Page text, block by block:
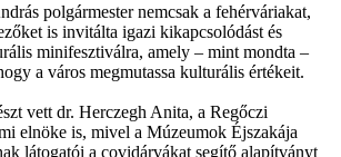
polgármester nemcsak a fehérváriakat,
is invitálta igazi kikapcsolódást és
minifesztiválra, amely – mint mondta –
a város megmutassa kulturális értékeit.
vett dr. Herczegh Anita, a Regőczi
elnöke is, mivel a Múzeumok Éjszakája
látogatói a covidárvákat segítő alapítványt